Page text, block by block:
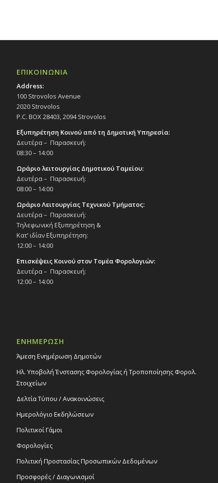
ΕΠΙΚΟΙΝΩΝΙΑ
Address:
100 Strovolos Avenue
2020 Strovolos
P.C. BOX 28403, 2094 Strovolos
Εξυπηρέτηση Κοινού από τη Δημοτική Υπηρεσία:
Δευτέρα – Παρασκευή:
08:30 – 14:00
Ωράριο λειτουργίας Δημοτικού Ταμείου:
Δευτέρα – Παρασκευή:
08:00 – 14:00
Ωράριο Λειτουργίας Τεχνικού Τμήματος:
Δευτέρα – Παρασκευή:
Τηλεφωνική Εξυπηρέτηση &
Κατ’ ιδίαν Εξυπηρέτηση:
12:00 – 14:00
Επισκέψεις Κοινού στον Τομέα Φορολογιών:
Δευτέρα – Παρασκευή:
12:00 – 14:00
ΕΝΗΜΕΡΩΣΗ
Άμεση Ενημέρωση Δημοτών
Ηλ. Υποβολή Ένστασης Φορολογίας ή Τροποποίησης Φορολ.
Στοιχείων
Δελτία Τύπου / Ανακοινώσεις
Ημερολόγιο Εκδηλώσεων
Πολιτικοί Γάμοι
Φορολογίες
Πολιτική Προστασίας Προσωπικών Δεδομένων
Προσφορές / Διαγωνισμοί